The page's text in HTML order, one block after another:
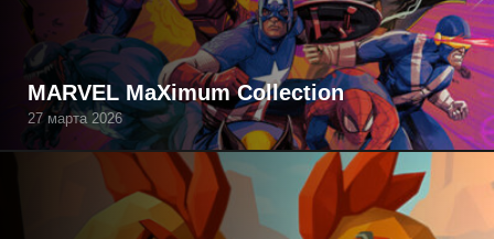
MARVEL MaXimum Collection
27 марта 2026